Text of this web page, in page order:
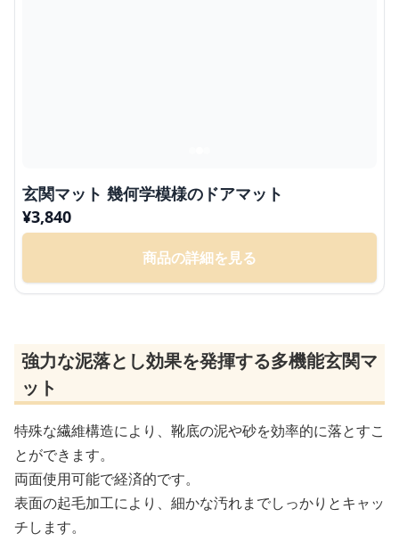
玄関マット 幾何学模様のドアマット
¥3,840
商品の詳細を見る
強力な泥落とし効果を発揮する多機能玄関マ
ット
特殊な繊維構造により、靴底の泥や砂を効率的に落とすこ
とができます。
両面使用可能で経済的です。
表面の起毛加工により、細かな汚れまでしっかりとキャッ
チします。